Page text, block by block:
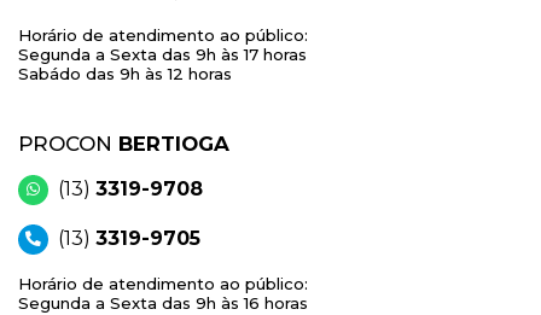
Horário de atendimento ao público:
Segunda a Sexta das 9h às 17 horas
Sabádo das 9h às 12 horas
PROCON BERTIOGA
(13) 3319-9708
(13) 3319-9705
Horário de atendimento ao público:
Segunda a Sexta das 9h às 16 horas